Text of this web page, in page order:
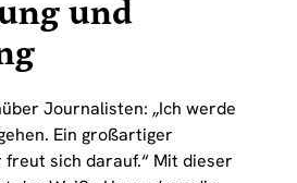
und
Journalisten: „Ich werde
Ein großartiger
sich darauf.“ Mit dieser